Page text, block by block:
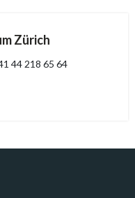
Zürich
44 218 65 64